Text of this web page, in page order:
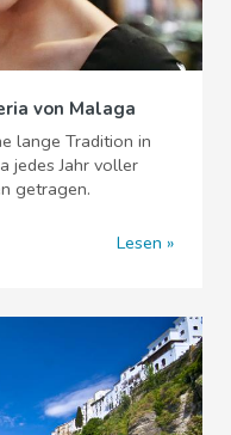
von Malaga
lange Tradition in
jedes Jahr voller
getragen.
Lesen